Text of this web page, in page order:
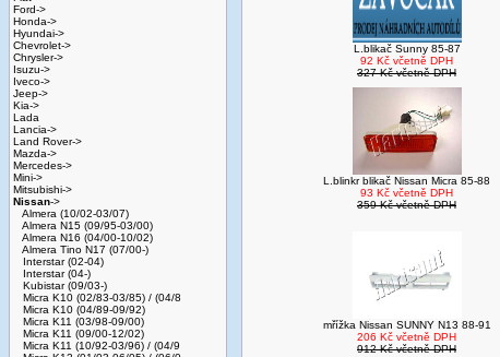
Ford->
Honda->
Hyundai->
Chevrolet->
Chrysler->
Isuzu->
Iveco->
Jeep->
Kia->
Lada
Lancia->
Land Rover->
Mazda->
Mercedes->
Mini->
Mitsubishi->
Nissan->
Almera (10/02-03/07)
Almera N15 (09/95-03/00)
Almera N16 (04/00-10/02)
Almera Tino N17 (07/00-)
Interstar (02-04)
Interstar (04-)
Kubistar (09/03-)
Micra K10 (02/83-03/85) / (04/8
Micra K10 (04/89-09/92)
Micra K11 (03/98-09/00)
Micra K11 (09/00-12/02)
Micra K11 (10/92-03/96) / (04/9
L.blikač Sunny 85-87
92 Kč včetně DPH
327 Kč včetně DPH
L.blinkr blikač Nissan Micra 85-88
93 Kč včetně DPH
359 Kč včetně DPH
mřížka Nissan SUNNY N13 88-91
206 Kč včetně DPH
912 Kč včetně DPH